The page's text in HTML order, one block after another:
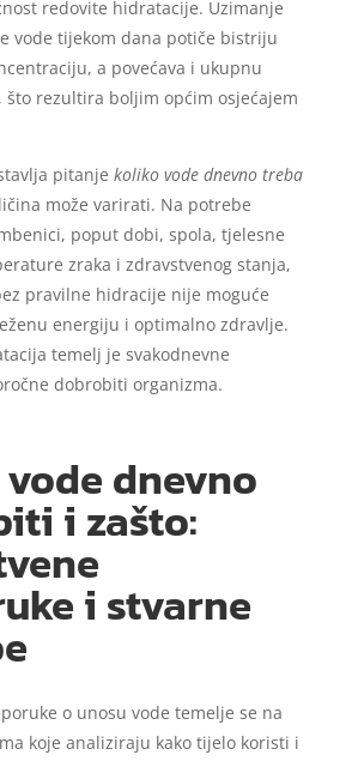
redovite hidratacije. Uzimanje
vode tijekom dana potiče bistriju
a povećava i ukupnu
što rezultira boljim općim osjećajem
pitanje koliko vode dnevno treba
može varirati. Na potrebe
poput dobi, spola, tjelesne
zraka i zdravstvenog stanja,
pravilne hidracije nije moguće
energiju i optimalno zdravlje.
temelj je svakodnevne
dobrobiti organizma.
dnevno
i zašto:
i stvarne
o unosu vode temelje se na
koje analiziraju kako tijelo koristi i